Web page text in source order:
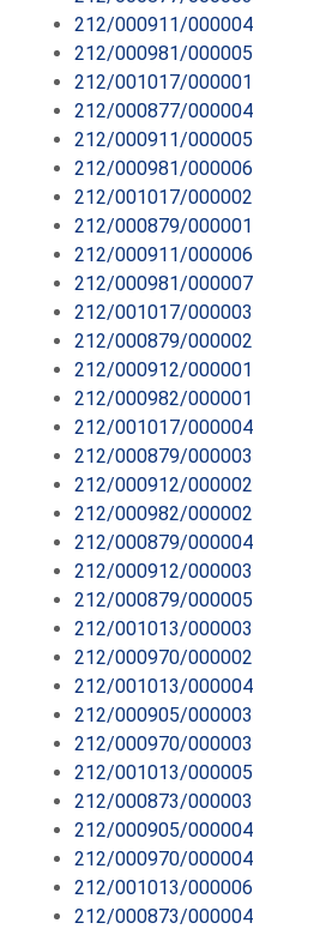
212/000911/000004
212/000981/000005
212/001017/000001
212/000877/000004
212/000911/000005
212/000981/000006
212/001017/000002
212/000879/000001
212/000911/000006
212/000981/000007
212/001017/000003
212/000879/000002
212/000912/000001
212/000982/000001
212/001017/000004
212/000879/000003
212/000912/000002
212/000982/000002
212/000879/000004
212/000912/000003
212/000879/000005
212/001013/000003
212/000970/000002
212/001013/000004
212/000905/000003
212/000970/000003
212/001013/000005
212/000873/000003
212/000905/000004
212/000970/000004
212/001013/000006
212/000873/000004